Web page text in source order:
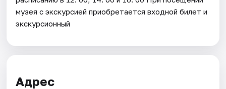
музея с экскурсией приобретается входной билет и
экскурсионный
Адрес